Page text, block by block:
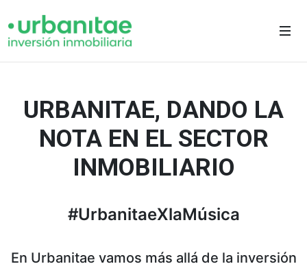
URBANITAE, DANDO LA
NOTA EN EL SECTOR
INMOBILIARIO
#UrbanitaeXlaMúsica
En Urbanitae vamos más allá de la inversión